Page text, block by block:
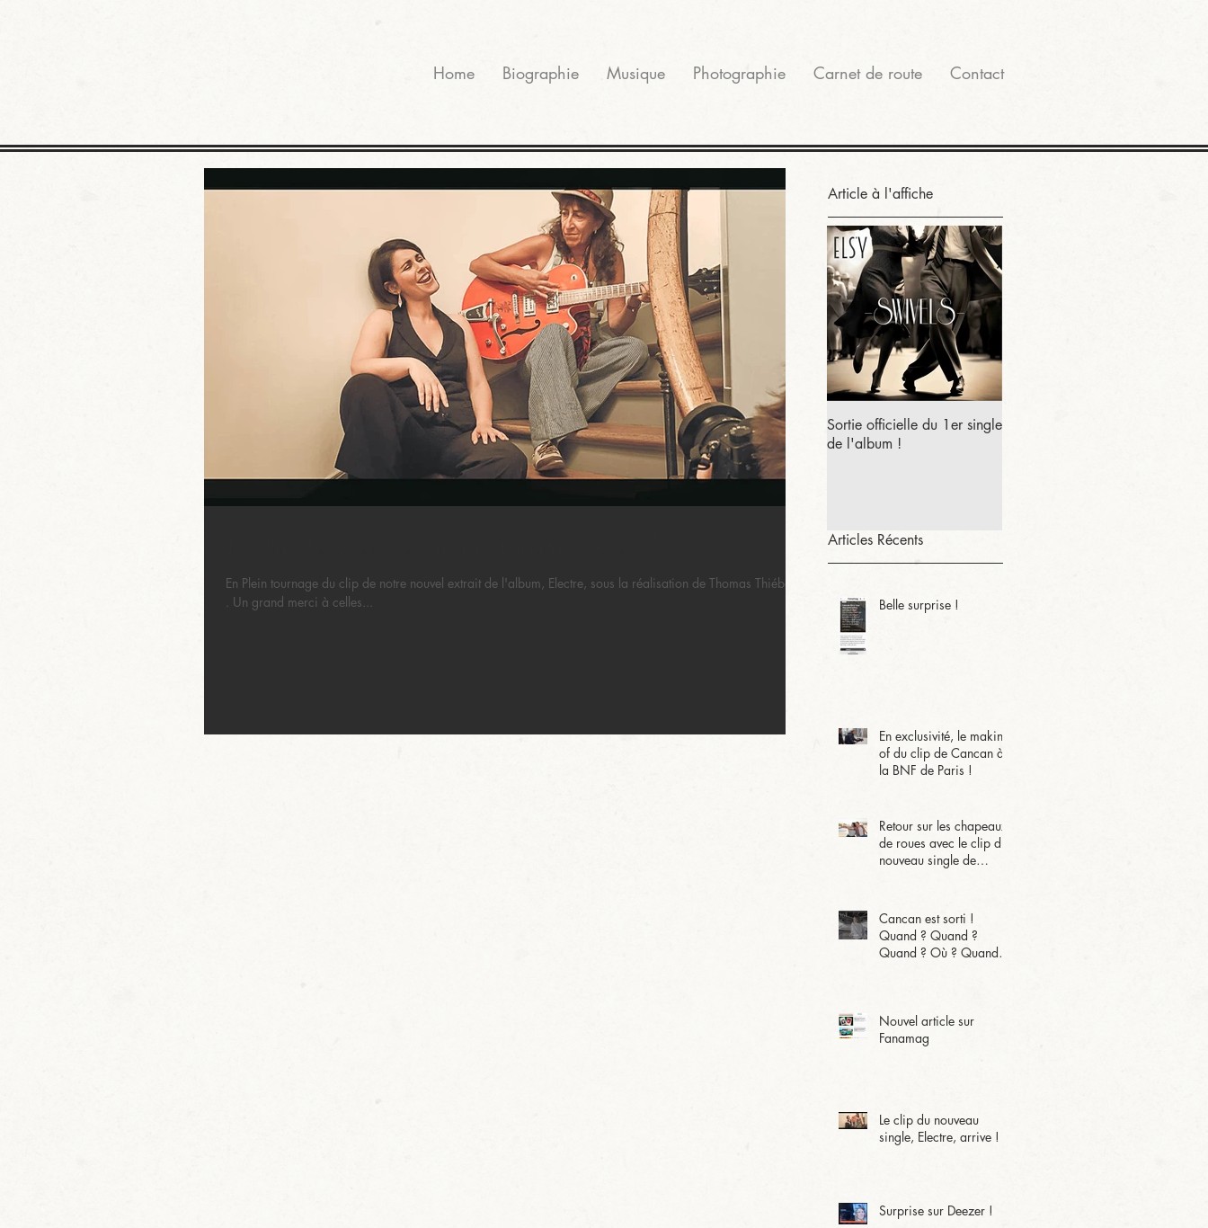
Home Biographie Musique Photographie Carnet de route Contact
En Plein tournage du clip de notre nouvel extrait de l'album, Electre, sous la réalisation de Thomas Thiébaut
. Un grand merci à celles...
Article à l'affiche
Sortie officielle du 1er single
de l'album !
Articles Récents
Belle surprise !
En exclusivité, le making-
of du clip de Cancan à
la BNF de Paris !
Retour sur les chapeaux
de roues avec le clip du
nouveau single de
Cancan est sorti !
Quand ? Quand ?
Quand ? Où ? Quand
Nouvel article sur
Fanamag
Le clip du nouveau
single, Electre, arrive !
Surprise sur Deezer !